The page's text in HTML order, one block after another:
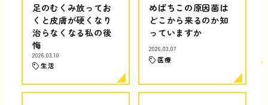
足のむくみ放ってお
くと皮膚が硬くなり
治らなくなる私の後
悔
2026.03.10
生活
めばちこの原因菌は
どこから来るのか知
っていますか
2026.03.07
医療